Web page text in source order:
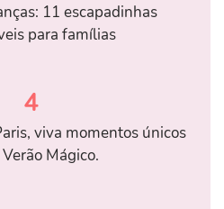
11 escapadinhas
para famílias
4
viva momentos únicos
Mágico.